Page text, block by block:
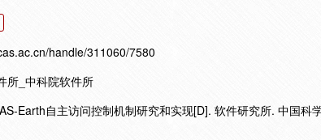
handle/311060/7580
所_中科院软件所
Earth自主访问控制机制研究和实现[D]. 软件研究所. 中国科